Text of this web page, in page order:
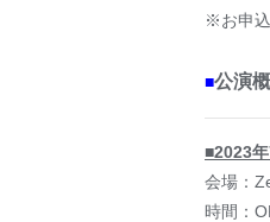
※お申
■公演
■2023
会場：
時間：